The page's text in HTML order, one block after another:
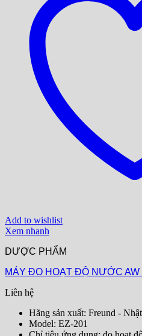
Add to wishlist
Xem nhanh
DƯỢC PHẨM
MÁY ĐO HOẠT ĐỘ NƯỚC AW
Liên hệ
Hãng sản xuất: Freund -
Model: EZ-201